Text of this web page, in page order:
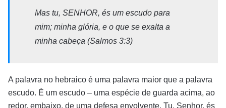
Mas tu, SENHOR, és um escudo para
mim; minha glória, e o que se exalta a
minha cabeça (Salmos 3:3)
A palavra no hebraico é uma palavra maior que a palavra
escudo. É um escudo – uma espécie de guarda acima, ao
redor, embaixo, de uma defesa envolvente. Tu, Senhor, és